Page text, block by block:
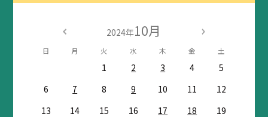
2024年10月
日 月 火 水 木 金 土
1 2 3 4
5
6
7 8 9 10 11
12
13
14 15 16 17 18
19